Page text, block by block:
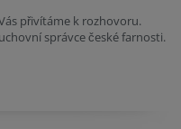
přivítáme k rozhovoru.
správce české farnosti.